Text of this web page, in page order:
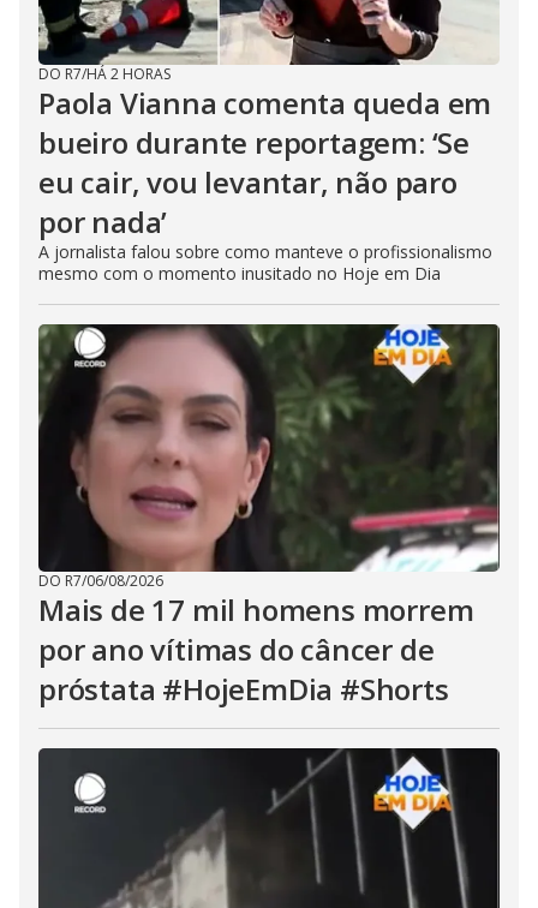
DO R7/HÁ 2 HORAS
Paola Vianna comenta queda em
bueiro durante reportagem: ‘Se
eu cair, vou levantar, não paro
por nada’
A jornalista falou sobre como manteve o profissionalismo
mesmo com o momento inusitado no Hoje em Dia
DO R7/06/08/2026
Mais de 17 mil homens morrem
por ano vítimas do câncer de
próstata #HojeEmDia #Shorts